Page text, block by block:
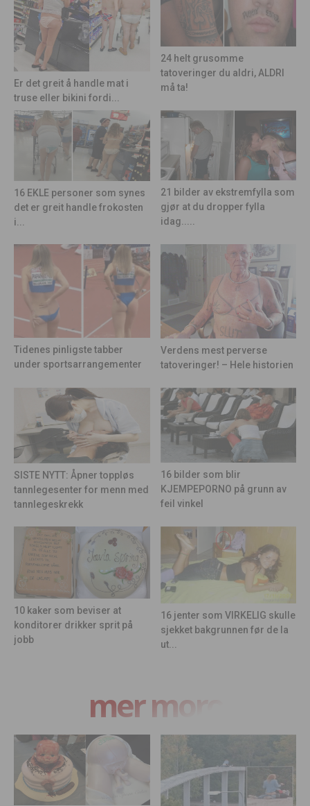
Er det greit å handle mat i
truse eller bikini fordi...
24 helt grusomme
tatoveringer du aldri, ALDRI
må ta!
16 EKLE personer som synes
det er greit handle frokosten
i...
21 bilder av ekstremfylla som
gjør at du dropper fylla
idag.....
Tidenes pinligste tabber
under sportsarrangementer
Verdens mest perverse
tatoveringer! – Hele historien
SISTE NYTT: Åpner toppløs
tannlegesenter for menn med
tannlegeskrekk
16 bilder som blir
KJEMPEPORNO på grunn av
feil vinkel
10 kaker som beviser at
konditorer drikker sprit på
jobb
16 jenter som VIRKELIG skulle
sjekket bakgrunnen før de la
ut...
mer moro